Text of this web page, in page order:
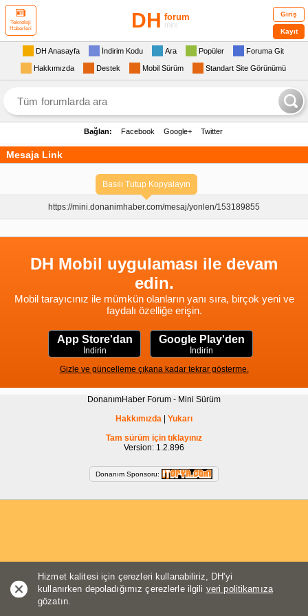
Teknoloji
Haberleri
DH forum
mini
Giriş
Kayıt
DH Anasayfa İndirim Kodu Ara Popüler Foruma Git
Hakkımızda Destek Mobil Sürüm Standart Site Görünümü
Bağlan: Facebook Google+ Twitter
Mesaja Link
Basılı Tutup Kopyalayın
https://mini.donanimhaber.com/mesaj/yonlen/153189855
DH Mobil uygulaması ile devam
edin.
Mobil tarayıcınız ile mümkün olanların yanı sıra, birçok yeni ve
faydalı özelliğe erişin.
App Store'dan
İndirin
Google Play'den
İndirin
Gizle ve güncelleme çıkana kadar tekrar gösterme.
DonanımHaber Forum - Mini Sürüm
Hakkımızda
Yukarı
Tam sürüm için tıklayınız
Version: 1.2.896
Donanım Sponsoru:
Hizmet kalitesi için çerezleri kullanabiliriz, DH'yi
kullanırken depoladığımız çerezlerle ilgili veri politikamıza
gözatın.